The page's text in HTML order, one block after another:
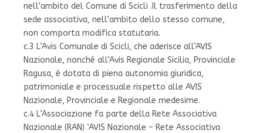
nell’ambito del Comune di Scicli .Il trasferimento della
sede associativa, nell’ambito dello stesso comune,
non comporta modifica statutaria.
c.3 L’Avis Comunale di Scicli, che aderisce all’AVIS
Nazionale, nonché all’Avis Regionale Sicilia, Provinciale
Ragusa, è dotata di piena autonomia giuridica,
patrimoniale e processuale rispetto alle AVIS
Nazionale, Provinciale e Regionale medesime.
c.4 L’Associazione fa parte della Rete Associativa
Nazionale (RAN) ‘AVIS Nazionale – Rete Associativa